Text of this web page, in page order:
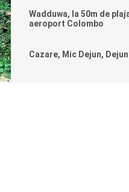
Wadduwa, la 50m de
aeroport Colombo
Cazare, Mic Dejun,